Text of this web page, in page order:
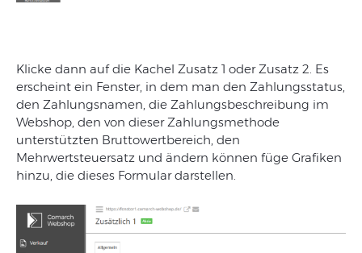
Klicke dann auf die Kachel Zusatz 1 oder Zusatz 2. Es
erscheint ein Fenster, in dem man den Zahlungsstatus,
den Zahlungsnamen, die Zahlungsbeschreibung im
Webshop, den von dieser Zahlungsmethode
unterstützten Bruttowertbereich, den
Mehrwertsteuersatz und ändern können füge Grafiken
hinzu, die dieses Formular darstellen.